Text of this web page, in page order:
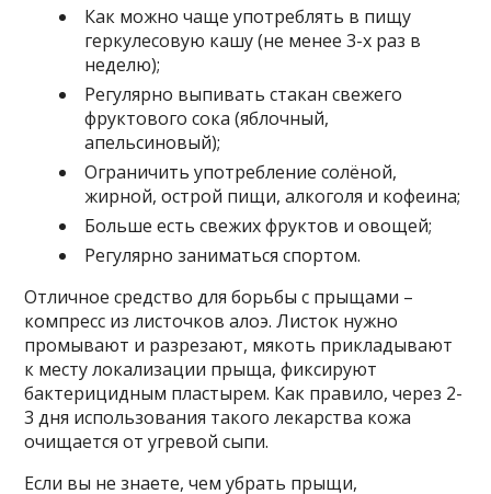
Как можно чаще употреблять в пищу
геркулесовую кашу (не менее 3-х раз в
неделю);
Регулярно выпивать стакан свежего
фруктового сока (яблочный,
апельсиновый);
Ограничить употребление солёной,
жирной, острой пищи, алкоголя и кофеина;
Больше есть свежих фруктов и овощей;
Регулярно заниматься спортом.
Отличное средство для борьбы с прыщами –
компресс из листочков алоэ. Листок нужно
промывают и разрезают, мякоть прикладывают
к месту локализации прыща, фиксируют
бактерицидным пластырем. Как правило, через 2-
3 дня использования такого лекарства кожа
очищается от угревой сыпи.
Если вы не знаете, чем убрать прыщи,